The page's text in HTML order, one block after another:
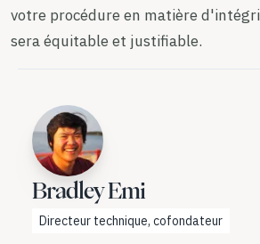
votre procédure en matière
sera équitable et justifiable.
Bradley Emi
Directeur technique, cofondateur